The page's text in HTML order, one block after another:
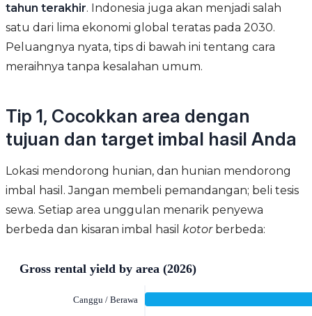
tahun terakhir. Indonesia juga akan menjadi salah
satu dari lima ekonomi global teratas pada 2030.
Peluangnya nyata, tips di bawah ini tentang cara
meraihnya tanpa kesalahan umum.
Tip 1, Cocokkan area dengan
tujuan dan target imbal hasil Anda
Lokasi mendorong hunian, dan hunian mendorong
imbal hasil. Jangan membeli pemandangan; beli tesis
sewa. Setiap area unggulan menarik penyewa
berbeda dan kisaran imbal hasil kotorberbeda: